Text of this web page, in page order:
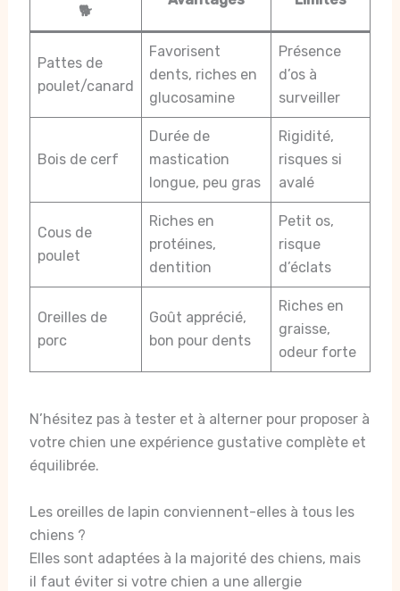
🐕
Pattes de
poulet/canard
Favorisent
dents, riches en
glucosamine
Présence
d’os à
surveiller
Bois de cerf
Durée de
mastication
longue, peu gras
Rigidité,
risques si
avalé
Cous de
poulet
Riches en
protéines,
dentition
Petit os,
risque
d’éclats
Oreilles de
porc
Goût apprécié,
bon pour dents
Riches en
graisse,
odeur forte
N’hésitez pas à tester et à alterner pour proposer à
votre chien une expérience gustative complète et
équilibrée.
Les oreilles de lapin conviennent-elles à tous les
chiens ?
Elles sont adaptées à la majorité des chiens, mais
il faut éviter si votre chien a une allergie